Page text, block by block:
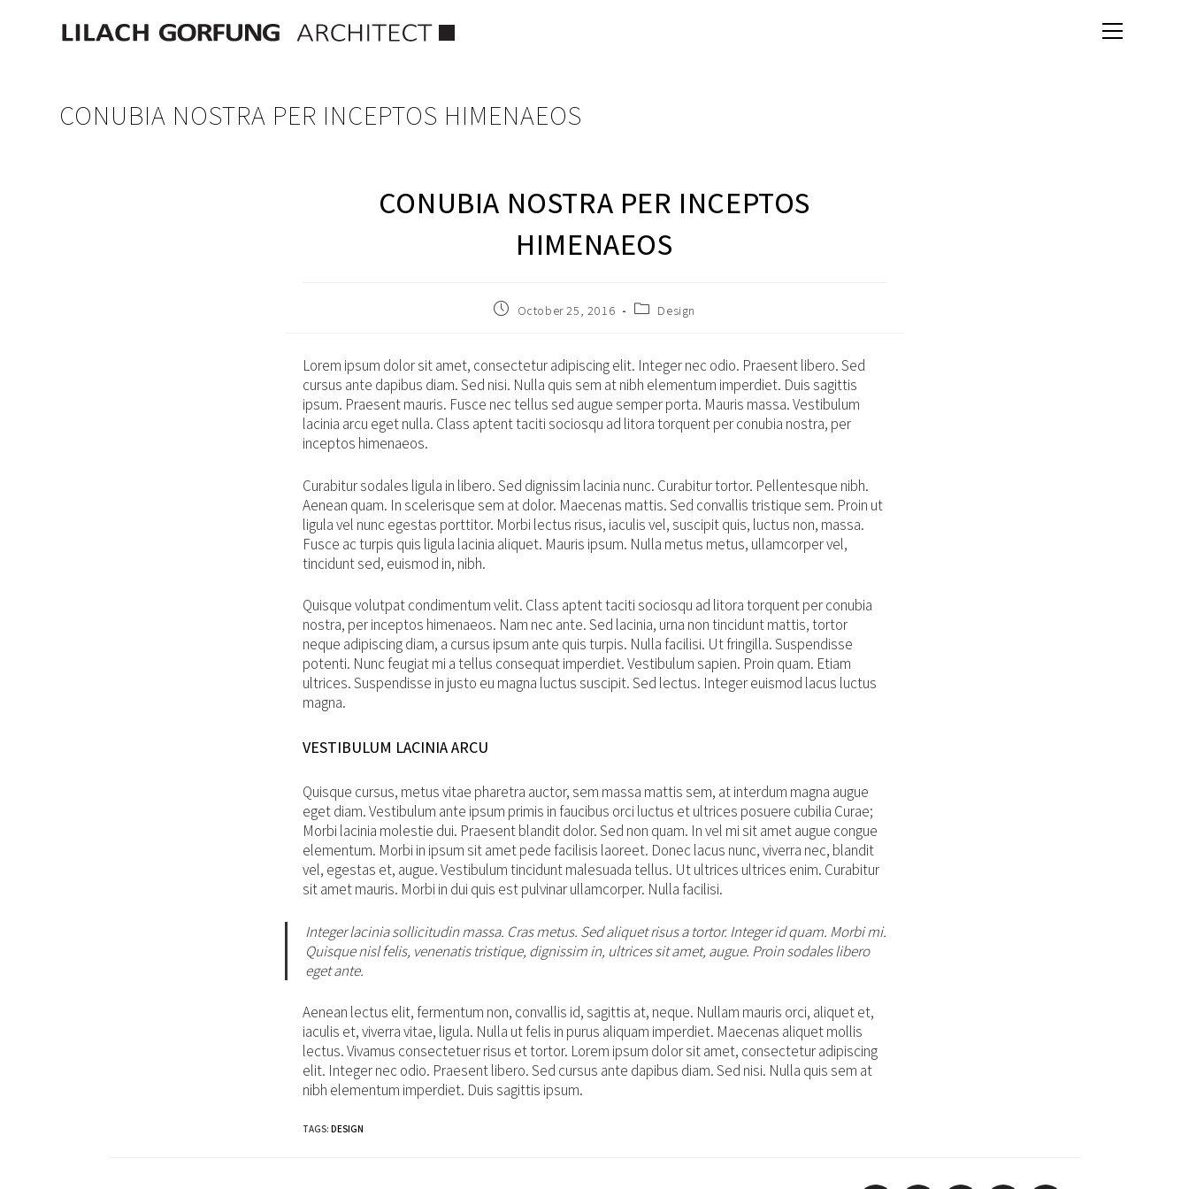
View
website
CONUBIA NOSTRA PER INCEPTOS HIMENAEOS
CONUBIA NOSTRA PER INCEPTOS
HIMENAEOS
Post October 25, 2016
PostDesign
Lorem ipsum dolor sit amet, consectetur adipiscing elit. Integer nec odio. Praesent libero. Sed
cursus ante dapibus diam. Sed nisi. Nulla quis sem at nibh elementum imperdiet. Duis sagittis
ipsum. Praesent mauris. Fusce nec tellus sed augue semper porta. Mauris massa. Vestibulum
lacinia arcu eget nulla. Class aptent taciti sociosqu ad litora torquent per conubia nostra, per
inceptos himenaeos.
Curabitur sodales ligula in libero. Sed dignissim lacinia nunc. Curabitur tortor. Pellentesque nibh.
Aenean quam. In scelerisque sem at dolor. Maecenas mattis. Sed convallis tristique sem. Proin ut
ligula vel nunc egestas porttitor. Morbi lectus risus, iaculis vel, suscipit quis, luctus non, massa.
Fusce ac turpis quis ligula lacinia aliquet. Mauris ipsum. Nulla metus metus, ullamcorper vel,
tincidunt sed, euismod in, nibh.
Quisque volutpat condimentum velit. Class aptent taciti sociosqu ad litora torquent per conubia
nostra, per inceptos himenaeos. Nam nec ante. Sed lacinia, urna non tincidunt mattis, tortor
neque adipiscing diam, a cursus ipsum ante quis turpis. Nulla facilisi. Ut fringilla. Suspendisse
potenti. Nunc feugiat mi a tellus consequat imperdiet. Vestibulum sapien. Proin quam. Etiam
ultrices. Suspendisse in justo eu magna luctus suscipit. Sed lectus. Integer euismod lacus luctus
magna.
VESTIBULUM LACINIA ARCU
Quisque cursus, metus vitae pharetra auctor, sem massa mattis sem, at interdum magna augue
eget diam. Vestibulum ante ipsum primis in faucibus orci luctus et ultrices posuere cubilia Curae;
Morbi lacinia molestie dui. Praesent blandit dolor. Sed non quam. In vel mi sit amet augue congue
elementum. Morbi in ipsum sit amet pede facilisis laoreet. Donec lacus nunc, viverra nec, blandit
vel, egestas et, augue. Vestibulum tincidunt malesuada tellus. Ut ultrices ultrices enim. Curabitur
sit amet mauris. Morbi in dui quis est pulvinar ullamcorper. Nulla facilisi.
Integer lacinia sollicitudin massa. Cras metus. Sed aliquet risus a tortor. Integer id quam. Morbi mi.
Quisque nisl felis, venenatis tristique, dignissim in, ultrices sit amet, augue. Proin sodales libero
eget ante.
Aenean lectus elit, fermentum non, convallis id, sagittis at, neque. Nullam mauris orci, aliquet et,
iaculis et, viverra vitae, ligula. Nulla ut felis in purus aliquam imperdiet. Maecenas aliquet mollis
lectus. Vivamus consectetuer risus et tortor. Lorem ipsum dolor sit amet, consectetur adipiscing
elit. Integer nec odio. Praesent libero. Sed cursus ante dapibus diam. Sed nisi. Nulla quis sem at
nibh elementum imperdiet. Duis sagittis ipsum.
TAGS: DESIGN